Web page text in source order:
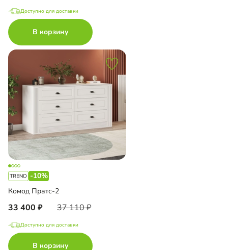
Доступно для доставки
В корзину
-10%
Комод Пратс-2
33 400 37 110
Доступно для доставки
В корзину